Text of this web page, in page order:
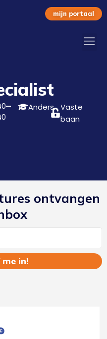
mijn portaal
Anders
Vaste
baan
ontvangen